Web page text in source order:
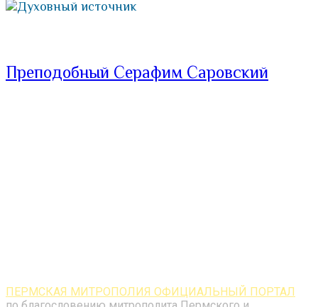
Духовный источник
Преподобный Серафим Саровский
ПЕРМСКАЯ МИТРОПОЛИЯ ОФИЦИАЛЬНЫЙ ПОРТАЛ